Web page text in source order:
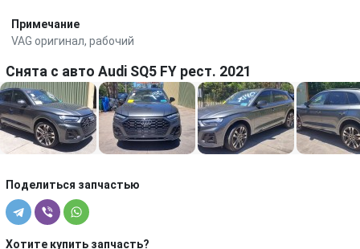
Примечание
VAG оригинал, рабочий
Снята с авто Audi SQ5 FY рест. 2021
Поделиться запчастью
Хотите купить запчасть?